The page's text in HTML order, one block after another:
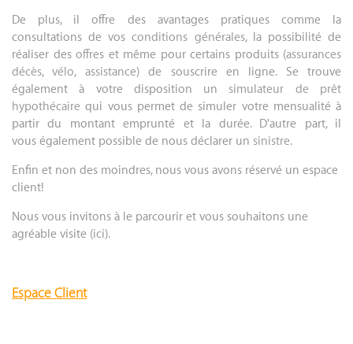
De plus, il offre des avantages pratiques comme la
consultations de vosconditions générales, la possibilité de
réaliser des offres et même pour certains produits (assurances
décès,vélo, assistance) de souscrire en ligne. Se trouve
également à votre disposition un simulateur de prêt
hypothécaire qui vous permet de simuler votre mensualité à
partir du montant emprunté et la durée. D'autre part, il
vous également possible de nous déclarer un sinistre.
Enfin et non des moindres, nous vous avons réservé un espace
client!
Nous vous invitons à le parcourir et vous souhaitons une
agréable visite (ici).
Espace Client